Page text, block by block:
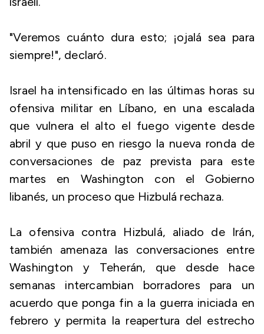
"Veremos cuánto dura esto; ¡ojalá sea para
siempre!", declaró.
Israel ha intensificado en las últimas horas su
ofensiva militar en Líbano, en una escalada
que vulnera el alto el fuego vigente desde
abril y que puso en riesgo la nueva ronda de
conversaciones de paz prevista para este
martes en Washington con el Gobierno
libanés, un proceso que Hizbulá rechaza.
La ofensiva contra Hizbulá, aliado de Irán,
también amenaza las conversaciones entre
Washington y Teherán, que desde hace
semanas intercambian borradores para un
acuerdo que ponga fin a la guerra iniciada en
febrero y permita la reapertura del estrecho